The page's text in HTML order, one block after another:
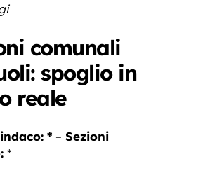
comunali
spoglio in
reale
* – Sezioni
*